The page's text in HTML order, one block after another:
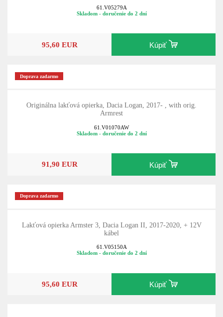
61.V05279A
Skladom - doručenie do 2 dní
95,60 EUR Kúpiť
Doprava zadarmo
Originálna lakťová opierka, Dacia Logan, 2017- , with orig.
Armrest
61.V01070AW
Skladom - doručenie do 2 dní
91,90 EUR Kúpiť
Doprava zadarmo
Lakťová opierka Armster 3, Dacia Logan II, 2017-2020, + 12V
kábel
61.V05150A
Skladom - doručenie do 2 dní
95,60 EUR Kúpiť